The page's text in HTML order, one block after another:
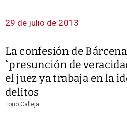
29 de julio de 2013
La confesión de
“presunción de
el juez ya trabaja en la
delitos
Tono Calleja